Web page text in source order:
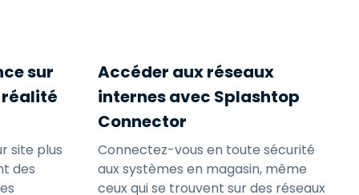
sur
réalité
site plus
des
Accéder aux réseaux
internes avec Splashtop
Connector
Connectez-vous en toute sécurité
aux systèmes en magasin, même
ceux qui se trouvent sur des réseaux